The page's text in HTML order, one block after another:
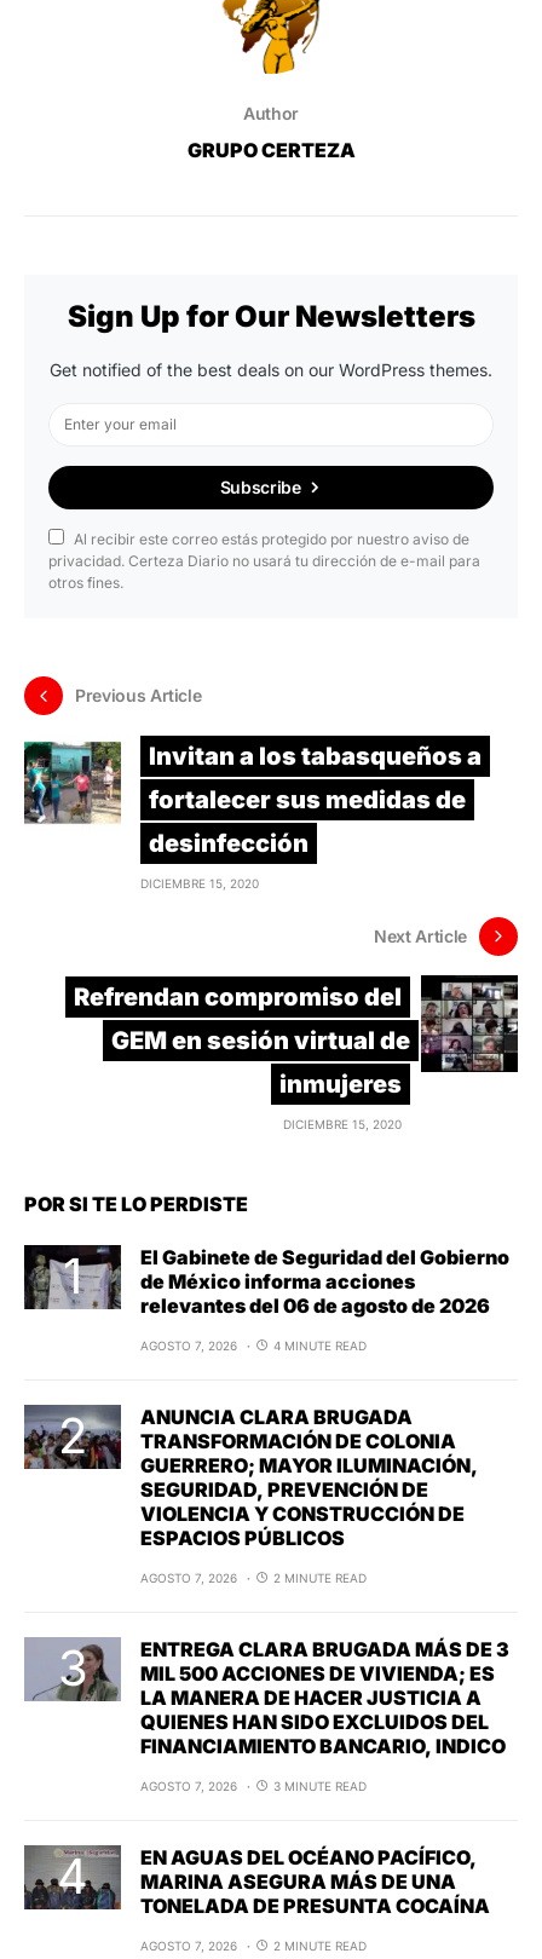
Author
GRUPO CERTEZA
Sign Up for Our Newsletters
Get notified of the best deals on our WordPress themes.
Subscribe
Al recibir este correo estás protegido por nuestro aviso de
privacidad. Certeza Diario no usará tu dirección de e-mail para
otros fines.
Previous Article
Invitan a los tabasqueños a
fortalecer sus medidas de
desinfección
DICIEMBRE 15, 2020
Next Article
Refrendan compromiso del
GEM en sesión virtual de
inmujeres
DICIEMBRE 15, 2020
POR SI TE LO PERDISTE
El Gabinete de Seguridad del Gobierno
de México informa acciones
relevantes del 06 de agosto de 2026
AGOSTO 7, 2026 4 MINUTE READ
ANUNCIA CLARA BRUGADA
TRANSFORMACIÓN DE COLONIA
GUERRERO; MAYOR ILUMINACIÓN,
SEGURIDAD, PREVENCIÓN DE
VIOLENCIA Y CONSTRUCCIÓN DE
ESPACIOS PÚBLICOS
AGOSTO 7, 2026 2 MINUTE READ
ENTREGA CLARA BRUGADA MÁS DE 3
MIL 500 ACCIONES DE VIVIENDA; ES
LA MANERA DE HACER JUSTICIA A
QUIENES HAN SIDO EXCLUIDOS DEL
FINANCIAMIENTO BANCARIO, INDICO
AGOSTO 7, 2026 3 MINUTE READ
EN AGUAS DEL OCÉANO PACÍFICO,
MARINA ASEGURA MÁS DE UNA
TONELADA DE PRESUNTA COCAÍNA
AGOSTO 7, 2026 2 MINUTE READ